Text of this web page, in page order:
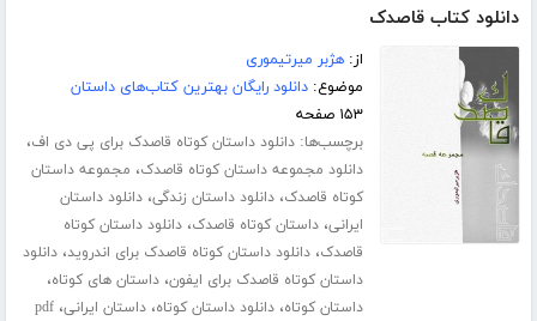
دانلود کتاب قاصدک
از:هژبر میرتیموری
موضوع:دانلود رایگان بهترین کتاب‌های داستان
۱۵۳ صفحه
برچسب‌ها:دانلود داستان کوتاه قاصدک برای پی دی اف،
دانلود مجموعه داستان کوتاه قاصدک، مجموعه داستان
کوتاه قاصدک،دانلود داستان زندگی،دانلود داستان
ایرانی،داستان کوتاه قاصدک،دانلود داستان کوتاه
قاصدک،دانلود داستان کوتاه قاصدک برای اندروید،دانلود
داستان کوتاه قاصدک برای ایفون،داستان های کوتاه،
داستان کوتاه،دانلود داستان کوتاه،داستان ایرانی،pdf